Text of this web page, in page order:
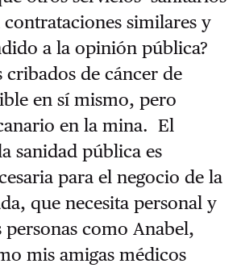
contrataciones similares y
a la opinión pública?
cribados de cáncer de
en sí mismo, pero
en la mina. El
sanidad pública es
para el negocio de la
que necesita personal y
personas como Anabel,
mis amigas médicos